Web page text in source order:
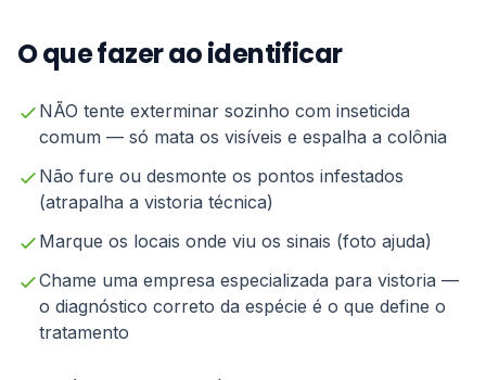
O que fazer ao identificar
NÃO tente exterminar sozinho com inseticida
comum — só mata os visíveis e espalha a colônia
Não fure ou desmonte os pontos infestados
(atrapalha a vistoria técnica)
Marque os locais onde viu os sinais (foto ajuda)
Chame uma empresa especializada para vistoria —
o diagnóstico correto da espécie é o que define o
tratamento